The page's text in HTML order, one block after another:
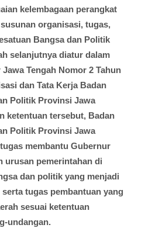
kelembagaan perangkat
organisasi, tugas,
Bangsa dan Politik
selanjutnya diatur dalam
Tengah Nomor 2 Tahun
dan Tata Kerja Badan
Politik Provinsi Jawa
ketentuan tersebut, Badan
Politik Provinsi Jawa
membantu Gubernur
urusan pemerintahan di
dan politik yang menjadi
tugas pembantuan yang
sesuai ketentuan
undangan.